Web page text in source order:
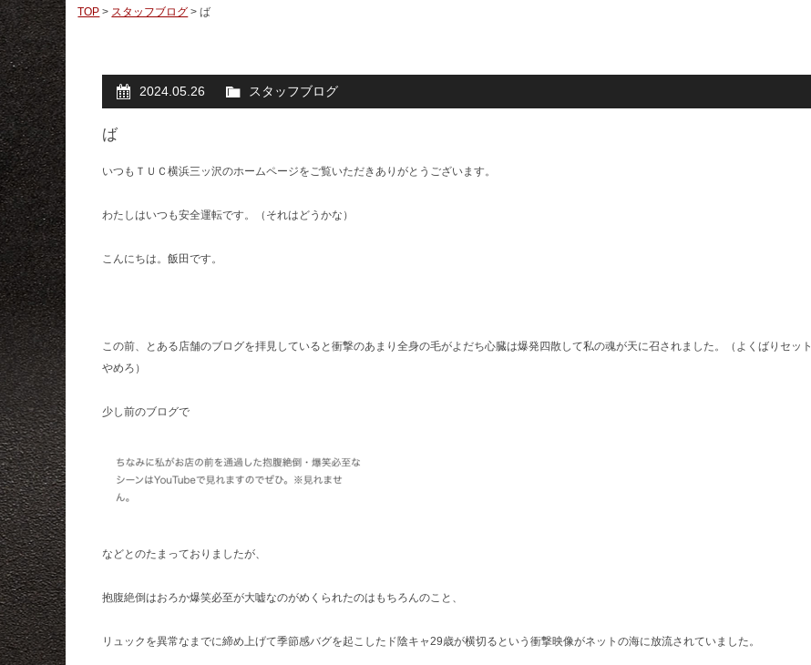
TOP > スタッフブログ >ば
2024.05.26 スタッフブログ
ば
いつもＴＵＣ横浜三ッ沢のホームページをご覧いただきありがとうございます。
わたしはいつも安全運転です。（それはどうかな）
こんにちは。飯田です。
この前、とある店舗のブログを拝見していると衝撃のあまり全身の毛がよだち心臓は爆発四散して私の魂が天に召されました。（よくばりセット
やめろ）
少し前のブログで
などとのたまっておりましたが、
抱腹絶倒はおろか爆笑必至が大嘘なのがめくられたのはもちろんのこと、
リュックを異常なまでに締め上げて季節感バグを起こしたド陰キャ29歳が横切るという衝撃映像がネットの海に放流されていました。